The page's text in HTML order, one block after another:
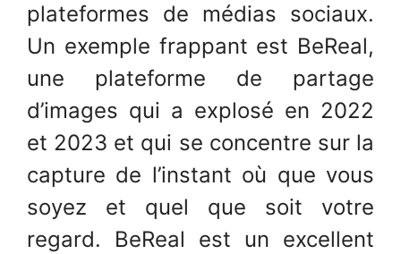
plateformes de médias sociaux.
Un exemple frappant est BeReal,
une plateforme de partage
d’images qui a explosé en 2022
et 2023 et qui se concentre sur la
capture de l’instant où que vous
soyez et quel que soit votre
regard. BeReal est un excellent